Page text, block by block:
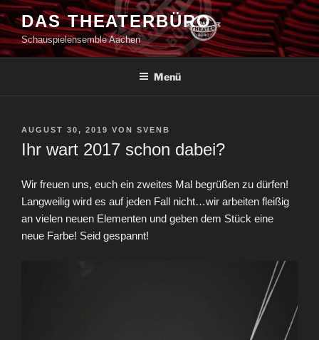
Zum
Inhalt
springen
DAS THEATERBÜRO
Schauspielensemble Aachen
Menü
VERÖFFENTLICHT
AM
AUGUST 30, 2019 VON SVENB
Ihr wart 2017 schon dabei?
Wir freuen uns, euch ein zweites Mal begrüßen zu dürfen!
Langweilig wird es auf jeden Fall nicht…wir arbeiten fleißig
an vielen neuen Elementen und geben dem Stück eine
neue Farbe! Seid gespannt!